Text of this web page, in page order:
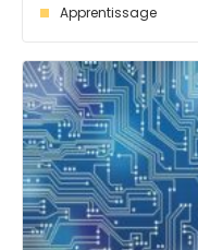
Apprentissage